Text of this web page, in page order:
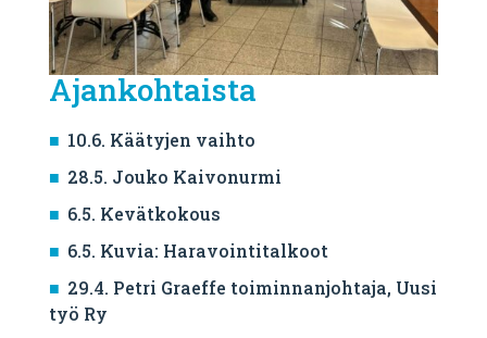
Ajankohtaista
10.6. Käätyjen vaihto
28.5. Jouko Kaivonurmi
6.5. Kevätkokous
6.5. Kuvia: Haravointitalkoot
29.4. Petri Graeffe toiminnanjohtaja, Uusi
työ Ry